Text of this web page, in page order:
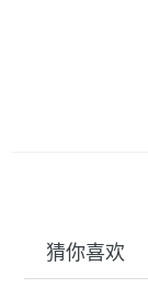
猜你喜欢